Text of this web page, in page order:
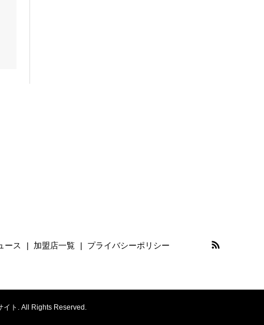
ース 加盟店一覧 プライバシーポリシー
ト. All Rights Reserved.